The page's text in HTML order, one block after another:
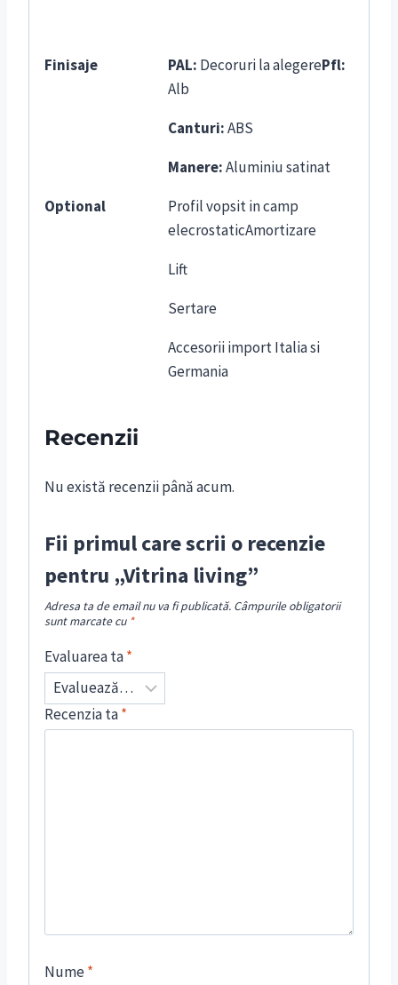
Finisaje PAL: Decoruri la alegerePfl:
Alb
Canturi:ABS
Manere:Aluminiu satinat
Optional
Profil vopsit in camp
elecrostaticAmortizare
Lift
Sertare
Accesorii import Italia si
Germania
Recenzii
Nu există recenzii până acum.
Fii primul care scrii o recenzie
pentru „Vitrina living”
Adresa ta de email nu va fi publicată. Câmpurile obligatorii
sunt marcate cu *
Evaluarea ta*
Recenzia ta*
Nume*